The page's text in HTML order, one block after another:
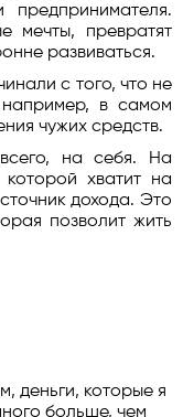
мечты, превратят
развиваться.
с того, что не
в самом
чужих средств.
на себя. На
хватит на
дохода. Это
позволит жить
деньги, которые я
больше, чем